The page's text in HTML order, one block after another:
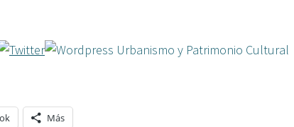
Urbanismo y Patrimonio Cultural
Más